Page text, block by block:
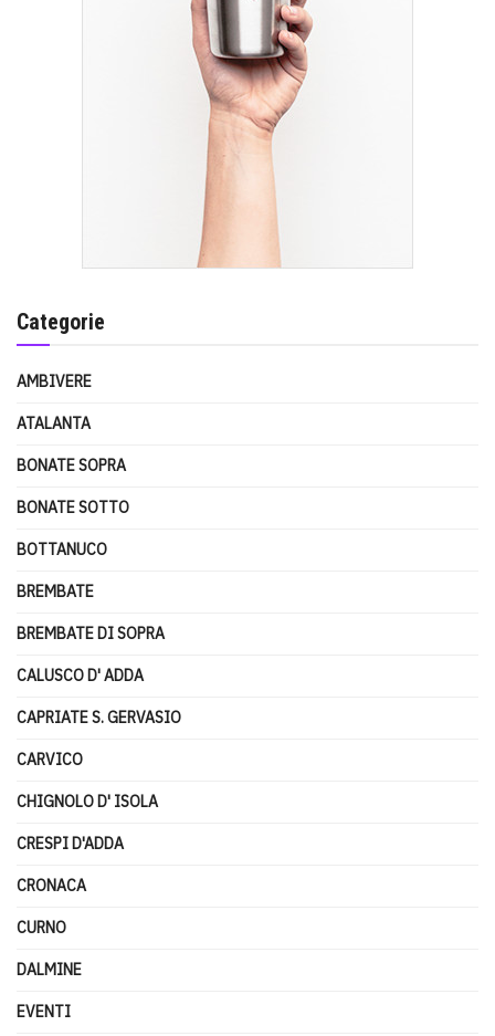
Categorie
AMBIVERE
ATALANTA
BONATE SOPRA
BONATE SOTTO
BOTTANUCO
BREMBATE
BREMBATE DI SOPRA
CALUSCO D' ADDA
CAPRIATE S. GERVASIO
CARVICO
CHIGNOLO D' ISOLA
CRESPI D'ADDA
CRONACA
CURNO
DALMINE
EVENTI